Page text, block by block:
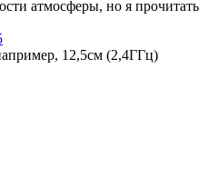
атмосферы, но я прочитать
12,5см (2,4ГГц)